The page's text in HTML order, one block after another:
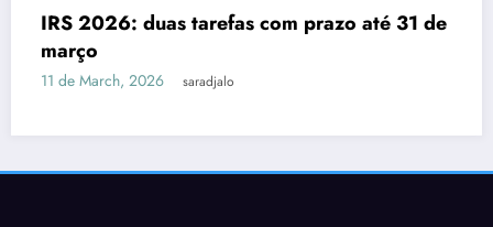
até 31 de
Despesas dedutíveis em IRS:
3 de March, 2026